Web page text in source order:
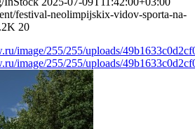
festival-neolimpijskix-vidov-sporta-na-
20
image/255/255/uploads/
image/255/255/uploads/